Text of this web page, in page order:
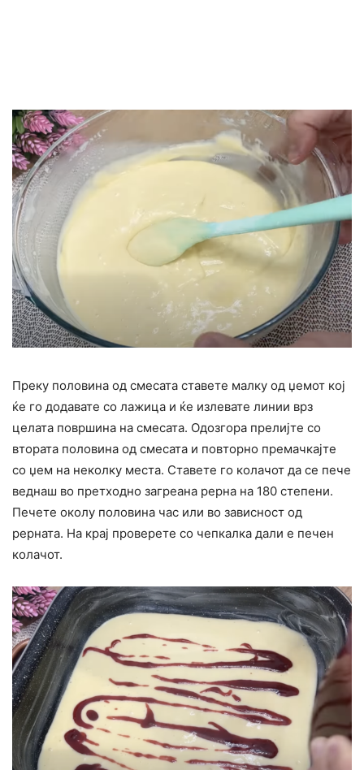
Преку половина од смесата ставете малку од џемот кој
ќе го додавате со лажица и ќе излевате линии врз
целата површина на смесата. Одозгора прелијте со
втората половина од смесата и повторно премачкајте
со џем на неколку места. Ставете го колачот да се пече
веднаш во претходно загреана рерна на 180 степени.
Печете околу половина час или во зависност од
рерната. На крај проверете со чепкалка дали е печен
колачот.